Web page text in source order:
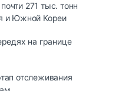
271 тыс. тонн
и Южной Кореи
на границе
отслеживания